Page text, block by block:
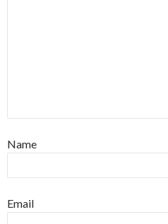
Name
Email